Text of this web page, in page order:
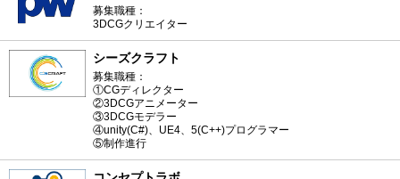
募集職種：
3DCGクリエイター
シーズクラフト
募集職種：
①CGディレクター
②3DCGアニメーター
③3DCGモデラー
④unity(C#)、UE4、5(C++)プログラマー
⑤制作進行